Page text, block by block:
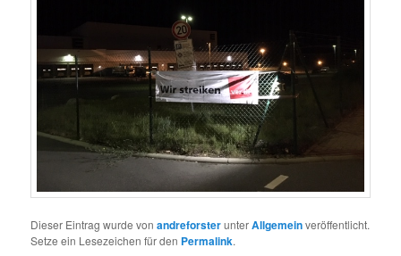
Dieser Eintrag wurde vonandreforsterunterAllgemeinveröffentlicht.
Setze ein Lesezeichen für den Permalink.